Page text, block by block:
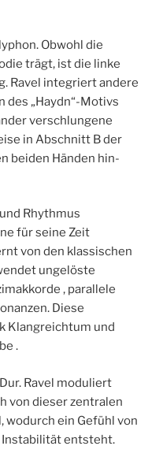
Obwohl die
trägt, ist die linke
Ravel integriert andere
„Haydn“-Motivs
verschlungene
in Abschnitt B der
beiden Händen hin-
Rhythmus
für seine Zeit
von den klassischen
ungelöste
, parallele
Diese
Klangreichtum und
.
Ravel moduliert
von dieser zentralen
wodurch ein Gefühl von
entsteht.